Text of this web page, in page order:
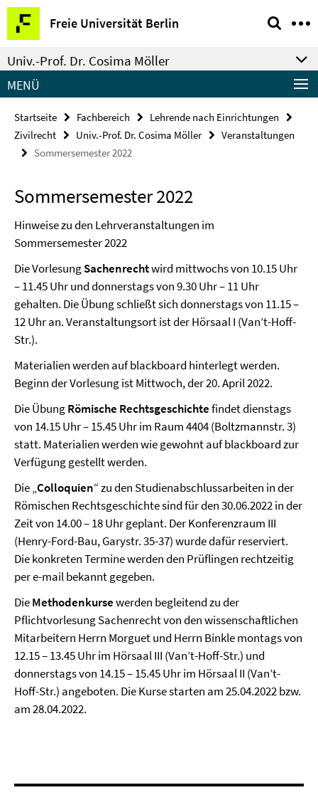
Springe
direkt
zu
Inhalt
Freie Universität Berlin
Service-
Navigation
Univ.-Prof. Dr. Cosima Möller
MENÜ
Startseite Fachbereich
Lehrende nach Einrichtungen
Zivilrecht
Univ.-Prof. Dr. Cosima Möller
Veranstaltungen
Sommersemester 2022
Sommersemester 2022
Hinweise zu den Lehrveranstaltungen im
Sommersemester 2022
Die VorlesungSachenrechtwird mittwochs von 10.15 Uhr
– 11.45 Uhr und donnerstags von 9.30 Uhr – 11 Uhr
gehalten. Die Übung schließt sich donnerstags von 11.15 –
12 Uhr an. Veranstaltungsort ist der Hörsaal I (Van’t-Hoff-
Str.).
Materialien werden auf blackboard hinterlegt werden.
Beginn der Vorlesung ist Mittwoch, der 20. April 2022.
Die ÜbungRömische Rechtsgeschichtefindet dienstags
von 14.15 Uhr – 15.45 Uhr im Raum 4404 (Boltzmannstr. 3)
statt. Materialien werden wie gewohnt auf blackboard zur
Verfügung gestellt werden.
Die „Colloquien“ zu den Studienabschlussarbeiten in der
Römischen Rechtsgeschichte sind für den 30.06.2022 in der
Zeit von 14.00 – 18 Uhr geplant. Der Konferenzraum III
(Henry-Ford-Bau, Garystr. 35-37) wurde dafür reserviert.
Die konkreten Termine werden den Prüflingen rechtzeitig
per e-mail bekannt gegeben.
DieMethodenkursewerden begleitend zu der
Pflichtvorlesung Sachenrecht von den wissenschaftlichen
Mitarbeitern Herrn Morguet und Herrn Binkle montags von
12.15 – 13.45 Uhr im Hörsaal III (Van’t-Hoff-Str.) und
donnerstags von 14.15 – 15.45 Uhr im Hörsaal II (Van’t-
Hoff-Str.) angeboten. Die Kurse starten am 25.04.2022 bzw.
am 28.04.2022.